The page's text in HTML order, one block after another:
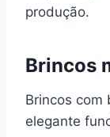
produção.
Brincos
Brincos com
elegante